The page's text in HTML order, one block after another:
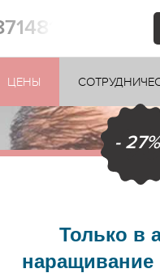
ЦЕНЫ
- 27%
Только в
наращивание